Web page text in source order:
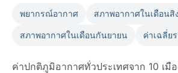
พยากรณ์อากาศ สภาพอากาศในเดือนสิ
สภาพอากาศในเดือนกันยายน ค่าเฉลี่ย
ค่าปกติภูมิอากาศทั่วประเทศจาก 10 เมื